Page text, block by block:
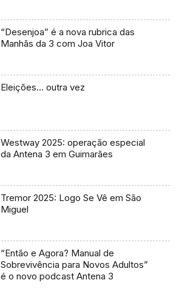
“Desenjoa” é a nova rubrica das
Manhãs da 3 com Joa Vitor
Eleições… outra vez
Westway 2025: operação especial
da Antena 3 em Guimarães
Tremor 2025: Logo Se Vê em São
Miguel
“Então e Agora? Manual de
Sobrevivência para Novos Adultos”
é o novo podcast Antena 3